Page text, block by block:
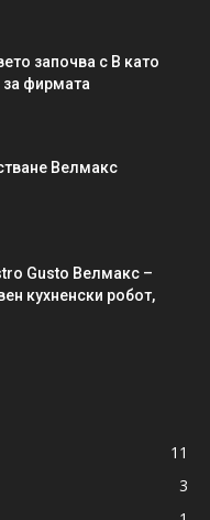
започва с В като
фирмата
Велмакс
Gusto Велмакс –
кухненски робот,
11
3